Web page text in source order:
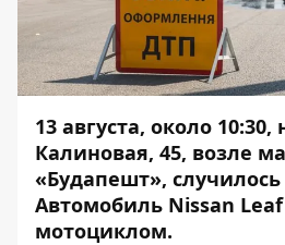
13 августа, около 10:30,
Калиновая, 45, возле
«Будапешт»,
Автомобиль Nissan Leaf
мотоциклом.